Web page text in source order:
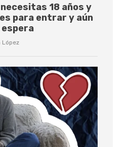
18 años y
para entrar y aún
López